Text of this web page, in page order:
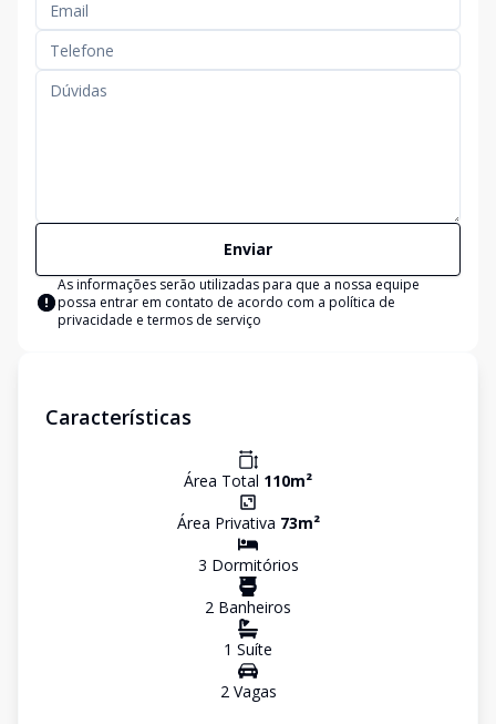
Enviar
As informações serão utilizadas para que a nossa equipe
possa entrar em contato de acordo com a política de
privacidade e termos de serviço
Características
Área Total 110m²
Área Privativa 73m²
3 Dormitórios
2 Banheiros
1 Suíte
2Vagas